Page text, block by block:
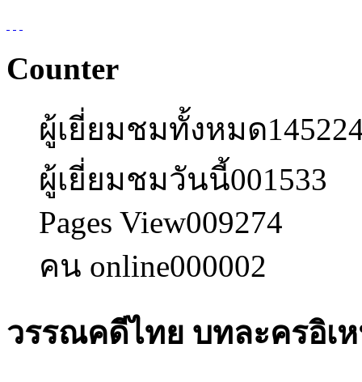
Counter
ผู้เยี่ยมชมทั้งหมด
ผู้เยี่ยมชมวันนี้001533
Pages View009274
คน online000002
วรรณคดีไทย บทละครอิเ